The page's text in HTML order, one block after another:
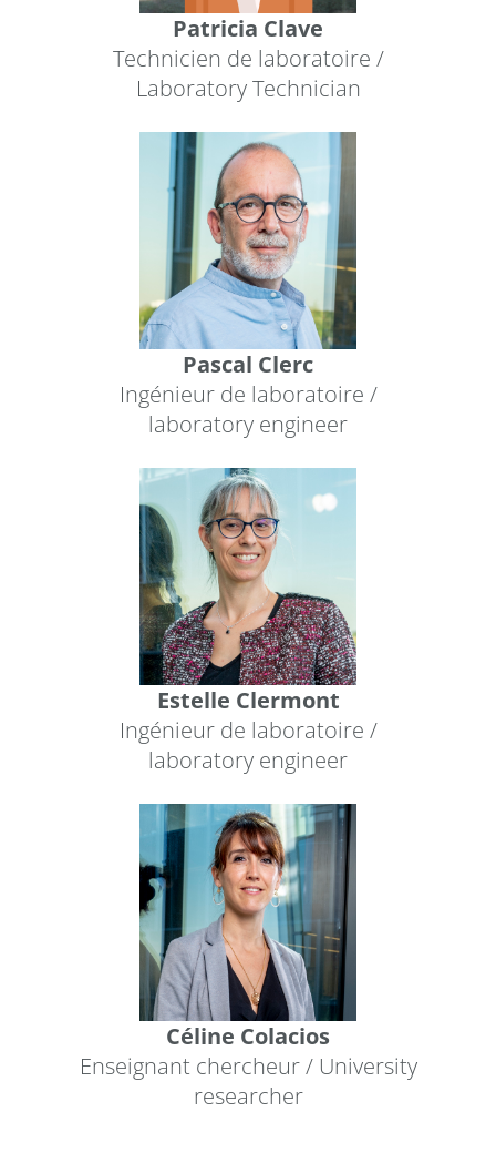
Patricia Clave
Technicien de laboratoire /
Laboratory Technician
Pascal Clerc
Ingénieur de laboratoire /
laboratory engineer
Estelle Clermont
Ingénieur de laboratoire /
laboratory engineer
Céline Colacios
Enseignant chercheur / University
researcher